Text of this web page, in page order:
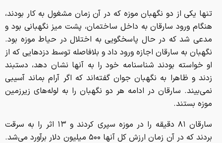
تنها یکی از دو نگهبان موزه که در آن زمان مشغول به کار بودند،
هنگام ورود سارقان به داخل ساختمان، پشت میز نگهبانی بود و
مدعی شد که در حال پاسخگویی به اختلال در حیاط موزه بود.
نگهبان به سارقان اجازه ورود داد و بلافاصله توسط دزدهایی که از
او خواسته بودند شناسنامه خود را به آنها نشان دهد، دستبند
زدند و ظاهرا به نگهبان جوان گفته‌اند که اگر آرام بماند آسیبی
نمی‌بیند. سارقان در ادامه هر دو نگهبان را به لوله‌های زیرزمین
موزه بستند.
سارقان ۸۱ دقیقه را در موزه سپری کردند و ۱۳ اثر را به سرقت
بردند که در آن زمان ارزش کل آنها ۵۰۰ میلیون دلار برآورد می‌شد.